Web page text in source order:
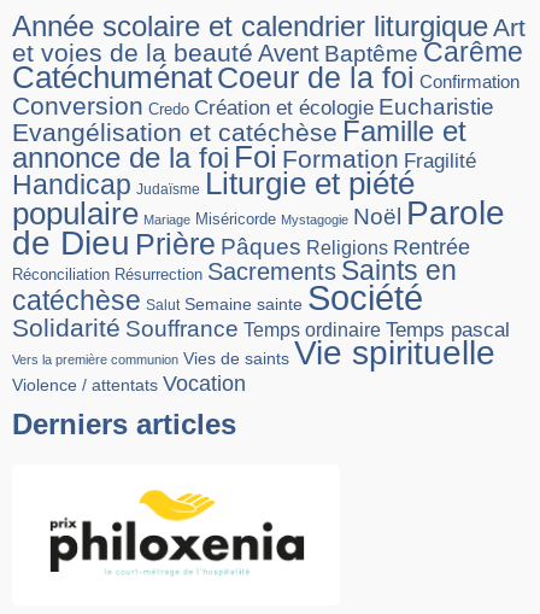
Année scolaire et calendrier liturgiqueArt
et voies de la beauté Avent Baptême Carême
CatéchuménatCoeur de la foi Confirmation
Conversion Credo Création et écologie Eucharistie
Evangélisation et catéchèse Famille et
annonce de la foi Foi Formation Fragilité
Handicap Judaïsme Liturgie et piété
populaire Mariage Miséricorde Mystagogie Noël Parole
de Dieu Prière Pâques Religions Rentrée
Réconciliation Résurrection Sacrements Saints en
catéchèse Salut Semaine sainte Société
Solidarité Souffrance Temps ordinaire Temps pascal
Vers la première communion Vies de saints Vie spirituelle
Violence / attentats Vocation
Derniers articles